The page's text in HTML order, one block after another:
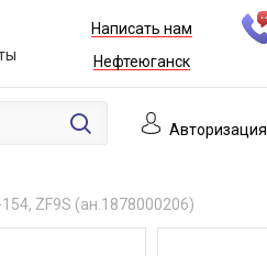
Написать нам
Нефтеюганск
Авторизация
ZF9S (ан.1878000206)